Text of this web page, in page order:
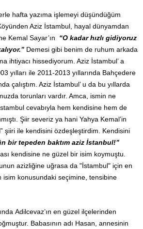
hafta yazıma işlemeyi düşündüğüm
Aziz İstambul, hayal dünyamdan
Kemal Sayar’ın
“O kadar hızlı gidiyoruz
Demesi gibi benim de ruhum arkada
ihtiyacı hissediyorum. Aziz İstambul’ a
yılları ile 2011-2013 yıllarında Bahçedere
çalıştım. Aziz İstambul’ u da bu yıllarda
torunları vardır. Amca, ismin ne
cevabıyla hem kendisine hem de
Şiir severiz ya hani Yahya Kemal’in
şiiri ile kendisini özdeşleştirdim. Kendisini
bir tepeden baktım aziz İstanbul!”
kendisine ne güzel bir isim koymuştu.
azizliğine uğrasa da "İstambul" için en
isim konusundaki seçimine, tensibine
Adilcevaz’ın en güzel ilçelerinden
Babasının adı Hasan, annesinin